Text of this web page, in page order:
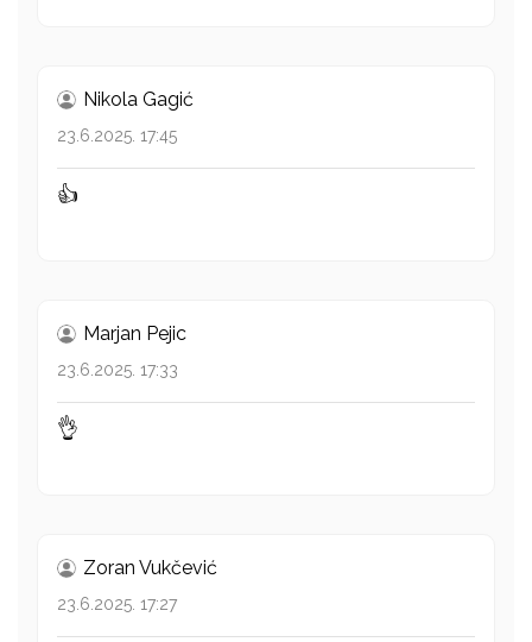
Nikola Gagić
23.6.2025. 17:45
👍
Marjan Pejic
23.6.2025. 17:33
👌
Zoran Vukčević
23.6.2025. 17:27